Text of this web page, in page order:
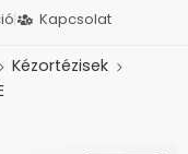
Kapcsolat
Kézortézisek